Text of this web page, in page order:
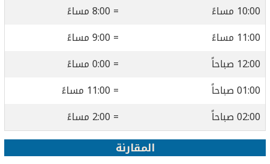
10:00 مساءً
= 8:00 مساءً
11:00 مساءً
= 9:00 مساءً
12:00 صباحاً
= 0:00 مساءً
01:00 صباحاً
= 11:00 مساءً
02:00 صباحاً
= 2:00 مساءً
المقارنة